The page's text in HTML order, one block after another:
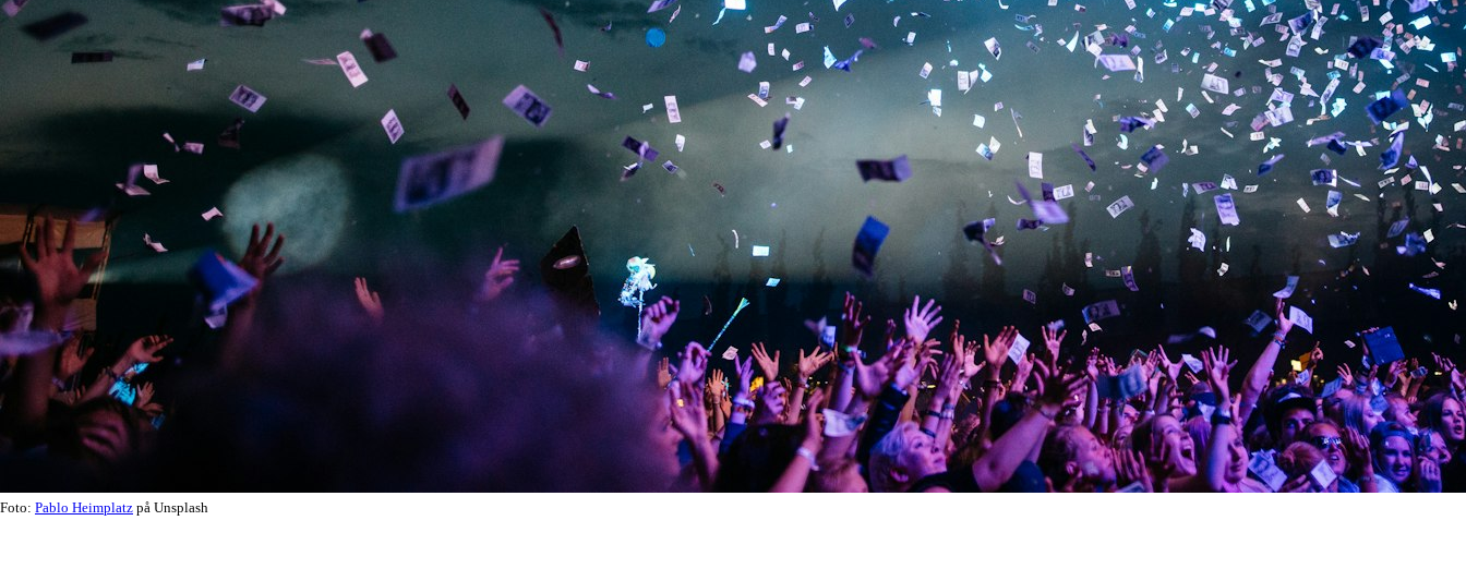
Foto: Pablo Heimplatz på Unsplash